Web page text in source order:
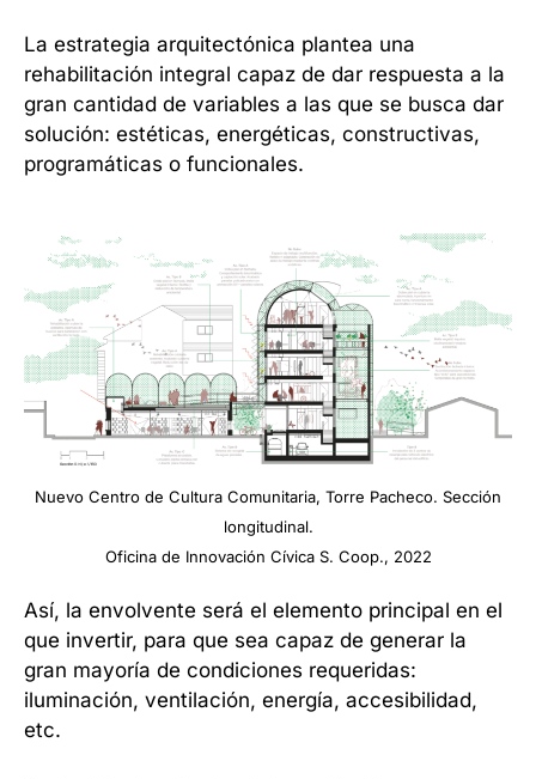
La estrategia arquitectónica plantea una
rehabilitación integral capaz de dar respuesta a la
gran cantidad de variables a las que se busca dar
solución: estéticas, energéticas, constructivas,
programáticas o funcionales.
Nuevo Centro de Cultura Comunitaria, Torre Pacheco. Sección
longitudinal.
Oficina de Innovación Cívica S. Coop., 2022
Así, la envolvente será el elemento principal en el
que invertir, para que sea capaz de generar la
gran mayoría de condiciones requeridas:
iluminación, ventilación, energía, accesibilidad,
etc.